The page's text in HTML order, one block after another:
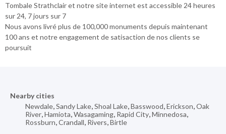
Tombale Strathclair et notre site internet est accessible 24 heures
sur 24, 7 jours sur 7
Nous avons livré plus de 100,000 monuments depuis maintenant
100 ans et notre engagement de satisaction de nos clients se
poursuit
Nearby cities
Newdale,Sandy Lake,Shoal Lake,Basswood,Erickson,Oak
River,Hamiota,Wasagaming, Rapid City,Minnedosa,
Rossburn,Crandall, Rivers,Birtle